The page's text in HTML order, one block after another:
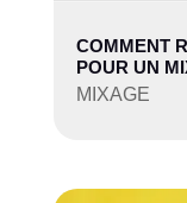
COMMENT
POUR UN
MIXAGE